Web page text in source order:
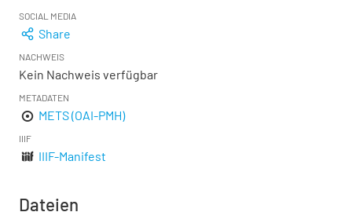
SOCIAL MEDIA
Share
NACHWEIS
Kein Nachweis verfügbar
METADATEN
METS (OAI-PMH)
IIIF
IIIF-Manifest
Dateien